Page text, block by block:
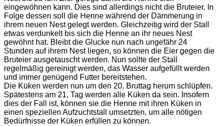
eingewöhnen kann. Dies sind allerdings nicht die Bruteier. In
Folge dessen soll die Henne während der Dämmerung in
ihrem neuen Nest gelegt werden. Gleichzeitig wird der Stall
etwas verdunkelt bis sich die Henne an ihr neues Nest
gewöhnt hat. Bleibt die Glucke nun nach ungefähr 24
Stunden auf ihrem Nest liegen, so können die Eier gegen die
Bruteier ausgetauscht werden. Nun sollte der Stall
regelmäßig gereinigt werden, das Wasser aufgefüllt werden
und immer genügend Futter bereitstehen.
Die Küken werden nun um den 20. Bruttag herum schlüpfen.
Spätestens am 21, Tag werden alle Küken da sein. Insofern
dies der Fall ist, können sie die Henne mit ihren Küken in
einen speziellen Aufzuchtstall umsetzten, um alle nötigen
Bedürfnisse der Küken erfüllen zu können.